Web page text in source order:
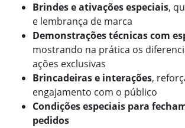
Brindes e ativações especiais,
e lembrança de marca
Demonstrações técnicas com
mostrando na prática os
ações exclusivas
Brincadeiras e interações,
engajamento com o público
Condições especiais para
pedidos